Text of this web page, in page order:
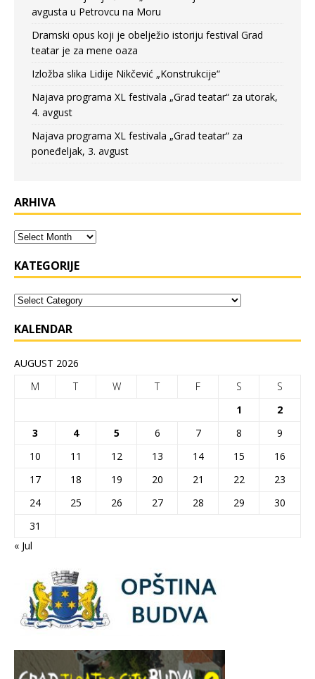
avgusta u Petrovcu na Moru
Dramski opus koji je obelježio istoriju festival Grad
teatar je za mene oaza
Izložba slika Lidije Nikčević „Konstrukcije“
Najava programa XL festivala „Grad teatar“ za utorak,
4. avgust
Najava programa XL festivala „Grad teatar“ za
poneđeljak, 3. avgust
ARHIVA
KATEGORIJE
KALENDAR
AUGUST 2026
M
T W T F S
S
1
2
3
4 5 6 7 8
9
10
11 12 13 14 15
16
17
18 19 20 21 22
23
24
25 26 27 28 29
30
31
« Jul